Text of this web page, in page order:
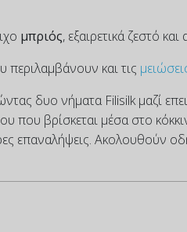
μπριός, εξαιρετικά ζεστό
περιλαμβάνουν και τις
δυο νήματα Filisilk μαζί
που βρίσκεται μέσα στο
επαναλήψεις. Ακολουθούν